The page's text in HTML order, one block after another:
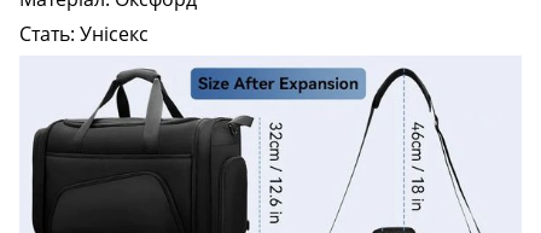
Стать: Унісекс